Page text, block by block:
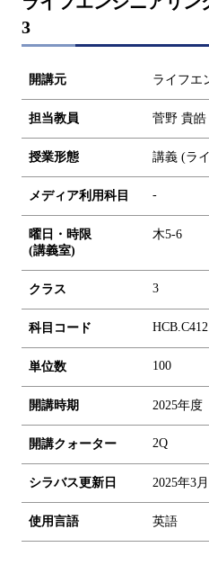
3
開講元 ライフエ
担当教員 菅野 貴
授業形態 講義 (ラ
メディア利用科目 -
曜日・時限
(講義室)
木5-6
クラス 3
科目コード HCB.C412
単位数 100
開講時期 2025年度
開講クォーター 2Q
シラバス更新日 2025年3
使用言語 英語